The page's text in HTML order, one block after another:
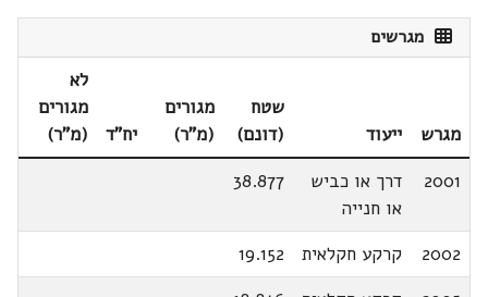
מגרשים
מגרש ייעוד
שטח
(דונם)
מגורים
(מ"ר)
יח"ד
לא
מגורים
(מ"ר)
2001
דרך או כביש
או חנייה
38.877
2002 קרקע חקלאית
19.152